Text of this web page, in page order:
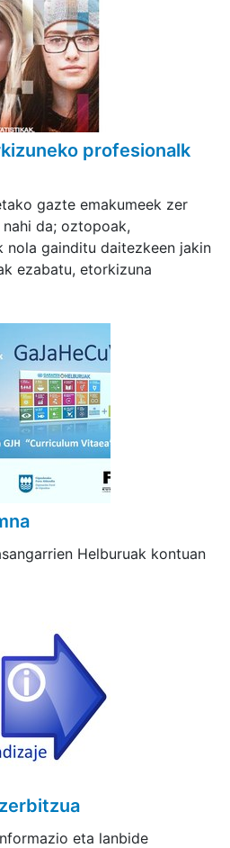
profesionalk
gazte emakumeek zer
da; oztopoak,
gainditu daitezkeen jakin
ezabatu, etorkizuna
Helburuak kontuan
eta lanbide